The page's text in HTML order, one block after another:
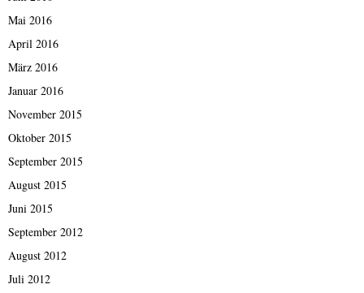
Mai 2016
April 2016
März 2016
Januar 2016
November 2015
Oktober 2015
September 2015
August 2015
Juni 2015
September 2012
August 2012
Juli 2012